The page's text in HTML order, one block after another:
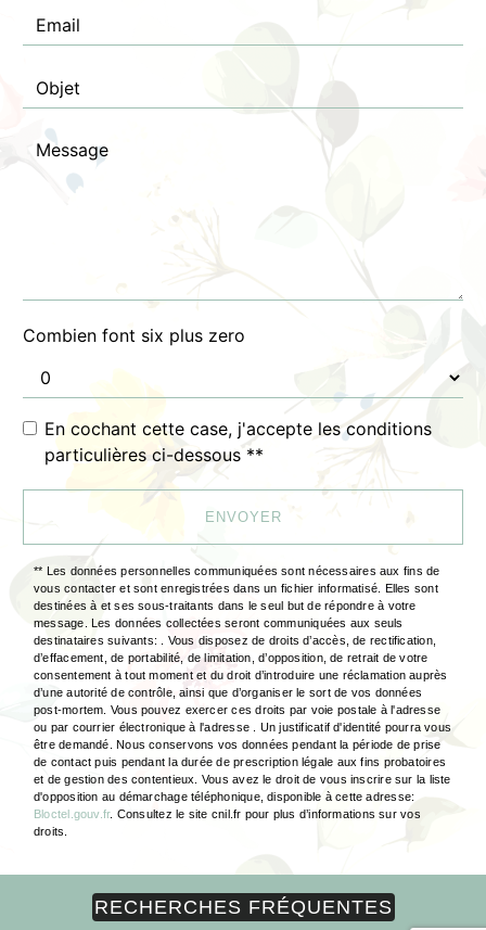
Combien font six plus zero
En cochant cette case, j'accepte les conditions
particulières ci-dessous **
ENVOYER
** Les données personnelles communiquées sont nécessaires aux fins de
vous contacter et sont enregistrées dans un fichier informatisé. Elles sont
destinées à et ses sous-traitants dans le seul but de répondre à votre
message. Les données collectées seront communiquées aux seuls
destinataires suivants: . Vous disposez de droits d’accès, de rectification,
d’effacement, de portabilité, de limitation, d’opposition, de retrait de votre
consentement à tout moment et du droit d’introduire une réclamation auprès
d’une autorité de contrôle, ainsi que d’organiser le sort de vos données
post-mortem. Vous pouvez exercer ces droits par voie postale à l'adresse
ou par courrier électronique à l'adresse . Un justificatif d'identité pourra vous
être demandé. Nous conservons vos données pendant la période de prise
de contact puis pendant la durée de prescription légale aux fins probatoires
et de gestion des contentieux. Vous avez le droit de vous inscrire sur la liste
d'opposition au démarchage téléphonique, disponible à cette adresse:
Bloctel.gouv.fr. Consultez le site cnil.fr pour plus d’informations sur vos
droits.
RECHERCHES FRÉQUENTES